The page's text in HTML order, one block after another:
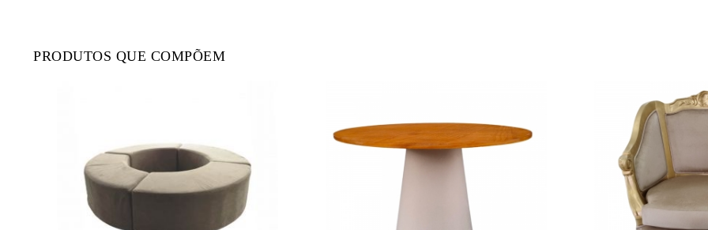
PRODUTOS QUE COMPÕEM